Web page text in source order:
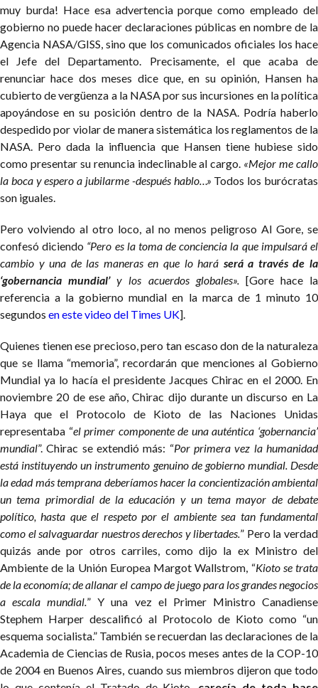
muy burda! Hace esa advertencia porque como empleado del
gobierno no puede hacer declaraciones públicas en nombre de la
Agencia NASA/GISS, sino que los comunicados oficiales los hace
el Jefe del Departamento. Precisamente, el que acaba de
renunciar hace dos meses dice que, en su opinión, Hansen ha
cubierto de vergüenza a la NASA por sus incursiones en la política
apoyándose en su posición dentro de la NASA. Podría haberlo
despedido por violar de manera sistemática los reglamentos de la
NASA. Pero dada la influencia que Hansen tiene hubiese sido
como presentar su renuncia indeclinable al cargo. «Mejor me callo
la boca y espero a jubilarme -después hablo…» Todos los burócratas
son iguales.
Pero volviendo al otro loco, al no menos peligroso Al Gore, se
confesó diciendo “Pero es la toma de conciencia la que impulsará el
cambio y una de las maneras en que lo hará será a través de la
‘gobernancia mundial’y los acuerdos globales».[Gore hace la
referencia a la gobierno mundial en la marca de 1 minuto 10
segundos en este video del Times UK].
Quienes tienen ese precioso, pero tan escaso don de la naturaleza
que se llama “memoria”, recordarán que menciones al Gobierno
Mundial ya lo hacía el presidente Jacques Chirac en el 2000. En
noviembre 20 de ese año, Chirac dijo durante un discurso en La
Haya que el Protocolo de Kioto de las Naciones Unidas
representaba “el primer componente de una auténtica ‘gobernancia’
mundial”. Chirac se extendió más: “Por primera vez la humanidad
está instituyendo un instrumento genuino de gobierno mundial. Desde
la edad más temprana deberíamos hacer la concientización ambiental
un tema primordial de la educación y un tema mayor de debate
político, hasta que el respeto por el ambiente sea tan fundamental
como el salvaguardar nuestros derechos y libertades.” Pero la verdad
quizás ande por otros carriles, como dijo la ex Ministro del
Ambiente de la Unión Europea Margot Wallstrom, “Kioto se trata
de la economía; de allanar el campo de juego para los grandes negocios
a escala mundial.” Y una vez el Primer Ministro Canadiense
Stephem Harper descalificó al Protocolo de Kioto como “un
esquema socialista.” También se recuerdan las declaraciones de la
Academia de Ciencias de Rusia, pocos meses antes de la COP-10
de 2004 en Buenos Aires, cuando sus miembros dijeron que todo